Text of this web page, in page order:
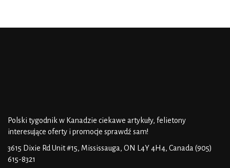
Polski tygodnik w Kanadzie ciekawe artykuły, felietony
interesujące oferty i promocje sprawdź sam!
3615 Dixie Rd Unit #15, Mississauga, ON L4Y 4H4, Canada (905)
615-8321